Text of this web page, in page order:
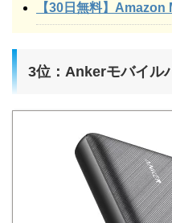
【30日無料】
3位：Ankerモバイル